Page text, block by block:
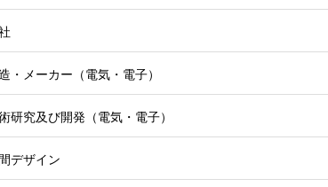
・メーカー（電気・電子）
研究及び開発（電気・電子）
デザイン